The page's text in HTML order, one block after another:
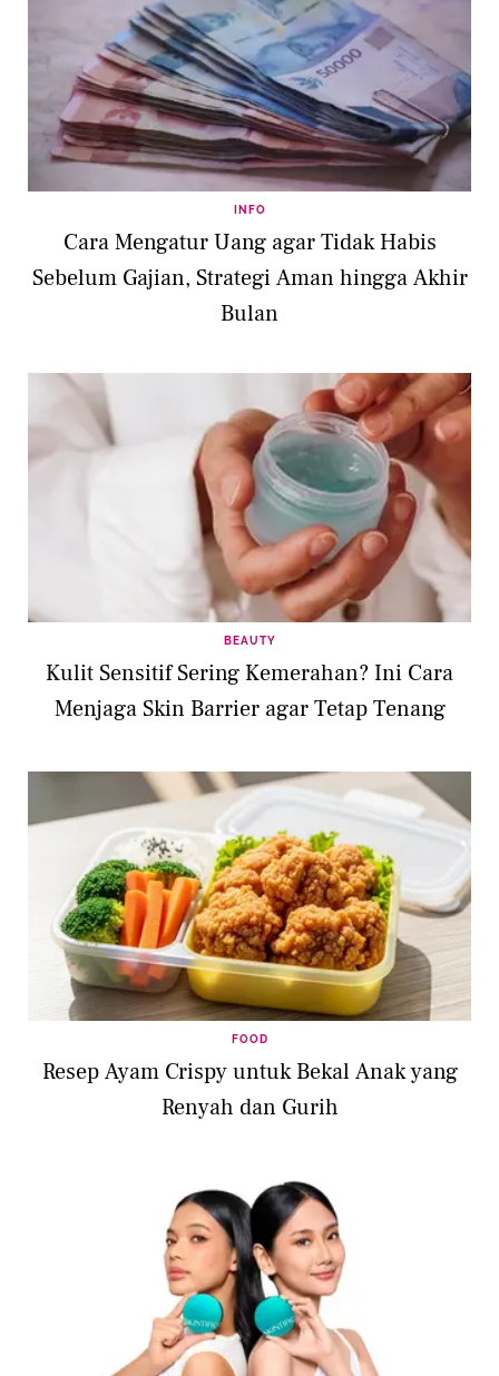
INFO
Cara Mengatur Uang agar Tidak Habis
Sebelum Gajian, Strategi Aman hingga Akhir
Bulan
BEAUTY
Kulit Sensitif Sering Kemerahan? Ini Cara
Menjaga Skin Barrier agar Tetap Tenang
FOOD
Resep Ayam Crispy untuk Bekal Anak yang
Renyah dan Gurih